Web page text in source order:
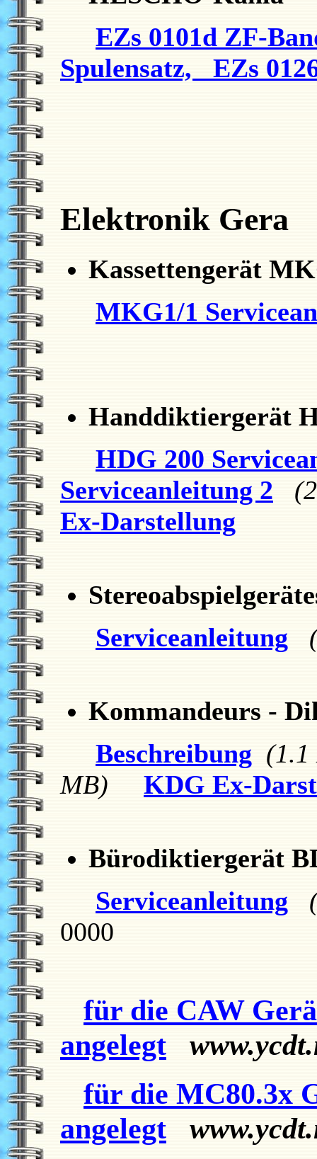
EZs 0101d ZF-
Spulensatz, EZs
Elektronik Gera
Kassettengerät
MKG1/1
Handdiktiergerät
HDG 200
Serviceanleitung 2
Ex-Darstellung
Serviceanleitung
Kommandeurs -
Beschreibung (1.1
MB)
KDG Ex-
Bürodiktiergerät
Serviceanleitung
0000
für die CAW
angelegt
für die MC80.3x
angelegt